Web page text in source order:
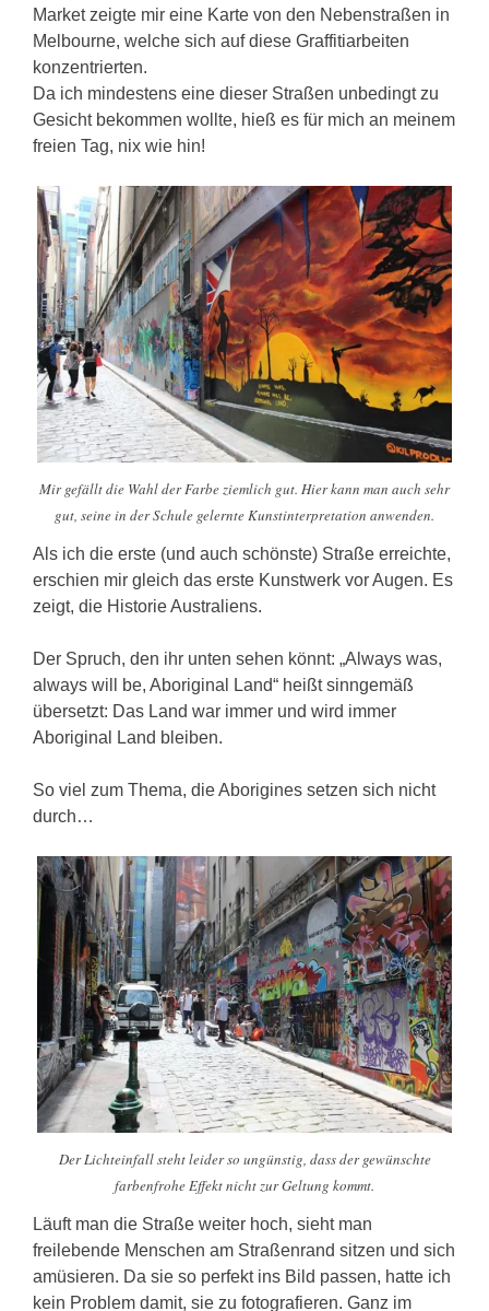
Market zeigte mir eine Karte von den Nebenstraßen in
Melbourne, welche sich auf diese Graffitiarbeiten
konzentrierten.
Da ich mindestens eine dieser Straßen unbedingt zu
Gesicht bekommen wollte, hieß es für mich an meinem
freien Tag, nix wie hin!
Mir gefällt die Wahl der Farbe ziemlich gut. Hier kann man auch sehr
gut, seine in der Schule gelernte Kunstinterpretation anwenden.
Als ich die erste (und auch schönste) Straße erreichte,
erschien mir gleich das erste Kunstwerk vor Augen. Es
zeigt, die Historie Australiens.
Der Spruch, den ihr unten sehen könnt: „Always was,
always will be, Aboriginal Land“ heißt sinngemäß
übersetzt: Das Land war immer und wird immer
Aboriginal Land bleiben.
So viel zum Thema, die Aborigines setzen sich nicht
durch…
Der Lichteinfall steht leider so ungünstig, dass der gewünschte
farbenfrohe Effekt nicht zur Geltung kommt.
Läuft man die Straße weiter hoch, sieht man
freilebende Menschen am Straßenrand sitzen und sich
amüsieren. Da sie so perfekt ins Bild passen, hatte ich
kein Problem damit, sie zu fotografieren. Ganz im